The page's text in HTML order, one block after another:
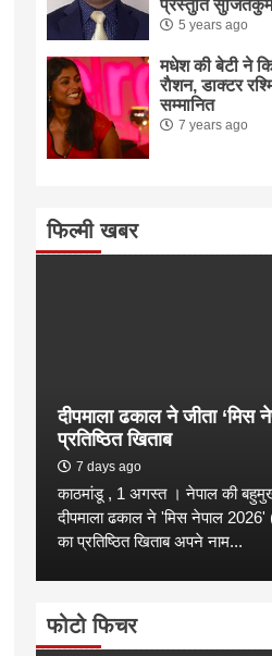
प्रस्तुति
5 years ago
मधेश की बेटी ने
राैशन, डाक्टर
सम्मानित
7 years ago
फिल्मी खबर
दीपमाला ढकाल ने जीता ‘मिस
प्रतिष्ठित खिताब
7 days ago
काठमांडू , 1 अगस्त । नेपाल की
दीपमाला ढकाल ने 'मिस नेपाल
का प्रतिष्ठित खिताब अपने नाम...
फोटो फिचर